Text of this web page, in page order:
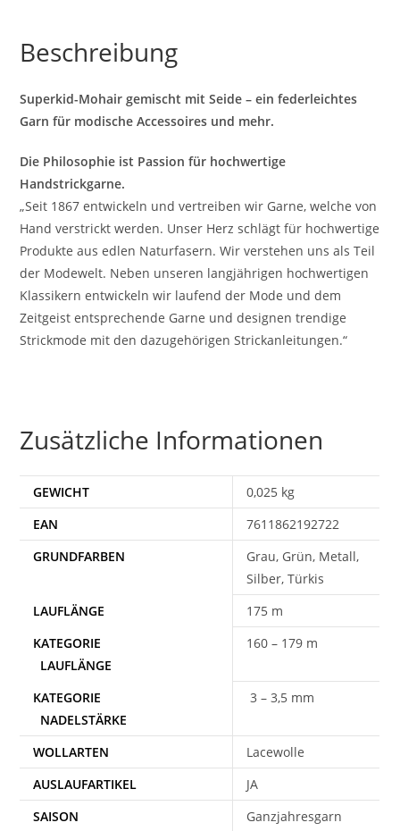
Beschreibung
Superkid-Mohair gemischt mit Seide – ein federleichtes
Garn für modische Accessoires und mehr.
Die Philosophie ist Passion für hochwertige
Handstrickgarne.
„Seit 1867 entwickeln und vertreiben wir Garne, welche von
Hand verstrickt werden. Unser Herz schlägt für hochwertige
Produkte aus edlen Naturfasern. Wir verstehen uns als Teil
der Modewelt. Neben unseren langjährigen hochwertigen
Klassikern entwickeln wir laufend der Mode und dem
Zeitgeist entsprechende Garne und designen trendige
Strickmode mit den dazugehörigen Strickanleitungen.“
Zusätzliche Informationen
GEWICHT
0,025 kg
EAN
7611862192722
Grau, Grün, Metall,
Silber, Türkis
175 m
160 – 179 m
3 – 3,5 mm
WOLLARTEN
Lacewolle
AUSLAUFARTIKEL
JA
SAISON
Ganzjahresgarn